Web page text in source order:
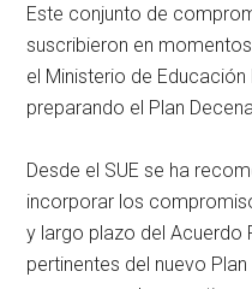
Este conjunto de
suscribieron en
el Ministerio de
preparando el Plan
Desde el SUE se ha
incorporar los
y largo plazo del Acuerdo
pertinentes del nuevo